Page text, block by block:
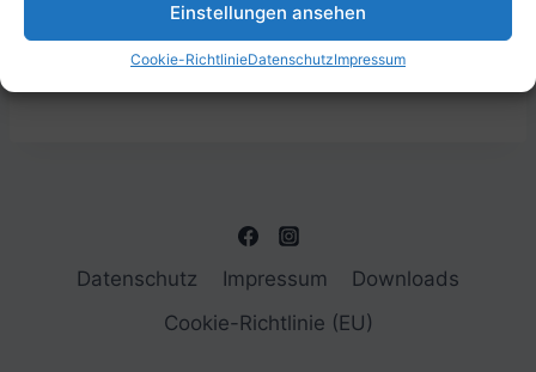
Einstellungen ansehen
Cookie-RichtlinieDatenschutzImpressum
Datenschutz Impressum
Downloads
Cookie-Richtlinie (EU)